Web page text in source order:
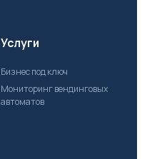
Услуги
Бизнес под ключ
Мониторинг вендинговых
автоматов